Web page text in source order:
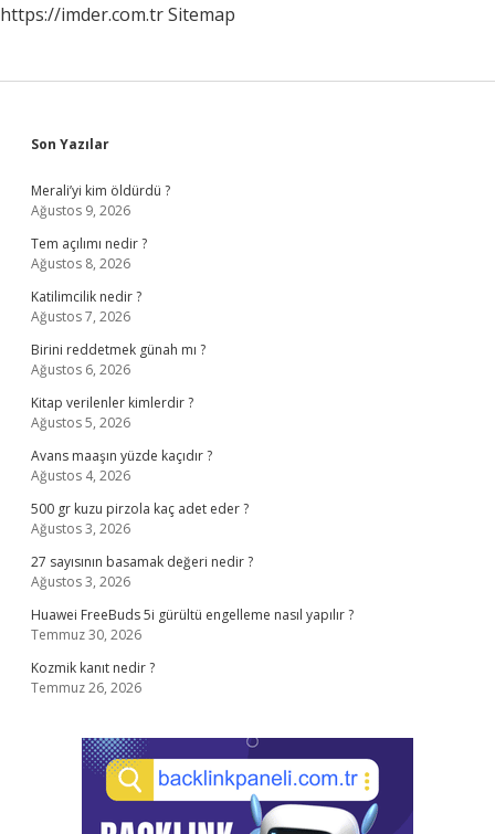
https://imder.com.trSitemap
Sidebar
Son Yazılar
Merali’yi kim öldürdü ?
Ağustos 9, 2026
Tem açılımı nedir ?
Ağustos 8, 2026
Katilimcilik nedir ?
Ağustos 7, 2026
Birini reddetmek günah mı ?
Ağustos 6, 2026
Kitap verilenler kimlerdir ?
Ağustos 5, 2026
Avans maaşın yüzde kaçıdır ?
Ağustos 4, 2026
500 gr kuzu pirzola kaç adet eder ?
Ağustos 3, 2026
27 sayısının basamak değeri nedir ?
Ağustos 3, 2026
Huawei FreeBuds 5i gürültü engelleme nasıl yapılır ?
Temmuz 30, 2026
Kozmik kanıt nedir ?
Temmuz 26, 2026